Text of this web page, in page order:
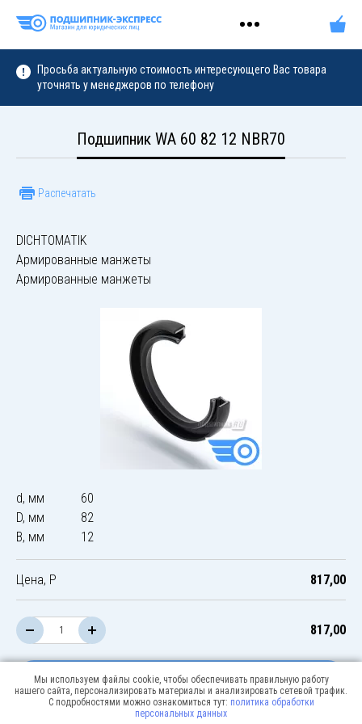
Просьба актуальную стоимость интересующего Вас товара
уточнять у менеджеров по телефону
Подшипник WA 60 82 12 NBR70
Распечатать
DICHTOMATIK
Армированные манжеты
Армированные манжеты
d, мм
60
D, мм
82
B, мм
12
Цена, Р 817,00
817,00
В корзину
Мы используем файлы cookie, чтобы обеспечивать правильную работу
нашего сайта, персонализировать материалы и анализировать сетевой трафик.
С подробностями можно ознакомиться тут: политика обработки
персональных данных